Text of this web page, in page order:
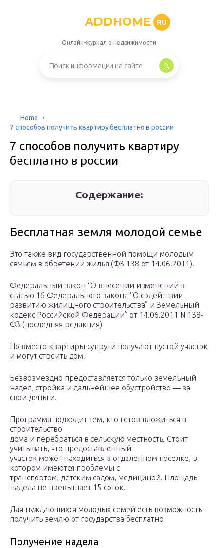
ADDHOME RU
Онлайн-журнал о недвижимости
Home
7 способов получить квартиру бесплатно в россии
7 способов получить квартиру
бесплатно в россии
Содержание:
Бесплатная земля молодой семье
Это также вид государственной помощи молодым
семьям в обретении жилья (ФЗ 138 от 14.06.2011).
Федеральный закон “О внесении изменений в
статью 16 Федерального закона “О содействии
развитию жилищного строительства” и Земельный
кодекс Российской Федерации” от 14.06.2011 N 138-
ФЗ (последняя редакция)
Но вместо квартиры супруги получают пустой участок
и могут строить дом.
Безвозмездно предоставляется только земельный
надел, стройка и дальнейшее обустройство — за
свои деньги.
Программа подходит тем, кто готов вложиться в
строительство
дома и перебраться в сельскую местность. Стоит
учитывать, что предоставленный
участок может находиться в отдаленном поселке, в
котором имеются проблемы с
транспортом, детским садом, медициной. Площадь
надела не превышает 15 соток.
Для нуждающихся молодых семей есть возможность
получить землю от государства бесплатно
Получение надела